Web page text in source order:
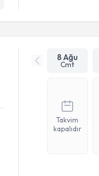
8 Ağu
Cmt
Takvim
kapalıdır